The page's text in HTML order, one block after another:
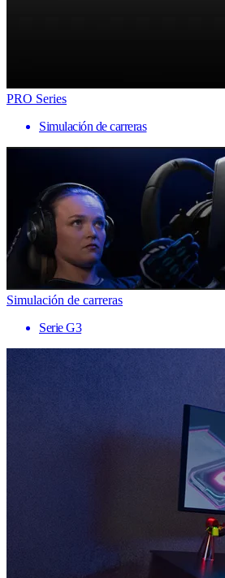
PRO Series
Simulación de carreras
Simulación de carreras
Serie G3